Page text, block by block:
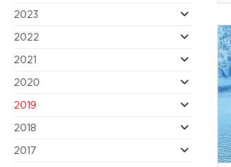
2023
2022
2021
2020
2019
2018
2017